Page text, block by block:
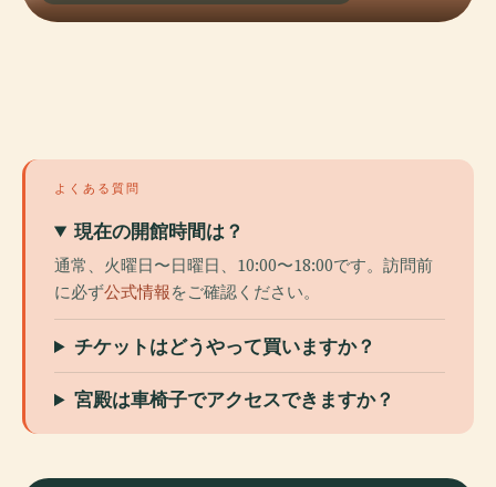
よくある質問
現在の開館時間は？
通常、火曜日〜日曜日、10:00〜18:00です。訪問前
に必ず公式情報をご確認ください。
チケットはどうやって買いますか？
宮殿は車椅子でアクセスできますか？